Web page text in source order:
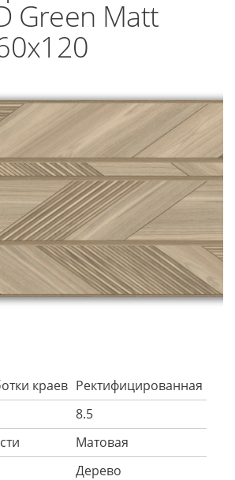
Green Matt
краев Ректифицированная
8.5
Матовая
Дерево